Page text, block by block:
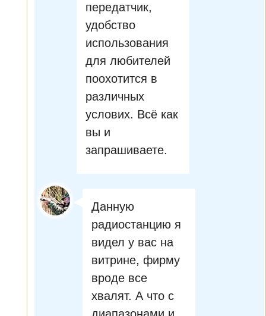
передатчик,
удобство
использования
для любителей
поохотится в
различных
услових. Всё как
вы и
запрашиваете.
Данную
радиостанцию я
видел у вас на
витрине, фирму
вроде все
хвалят. А что с